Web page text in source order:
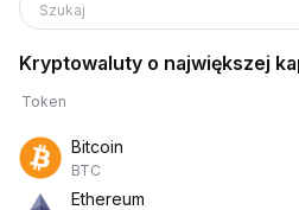
Szukaj
Kryptowaluty o największej
Token
Bitcoin
BTC
Ethereum